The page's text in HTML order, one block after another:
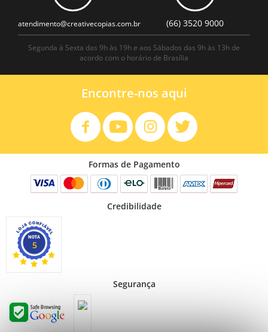
atendimento@creativecopias.com.br (66) 3520 9000
Segunda à Sexta das 9h às 19h e aos Sábados das 9h às 13h de
acordo com o horário de Brasília
Encontre-nos aqui
Formas de Pagamento
Credibilidade
5
Segurança